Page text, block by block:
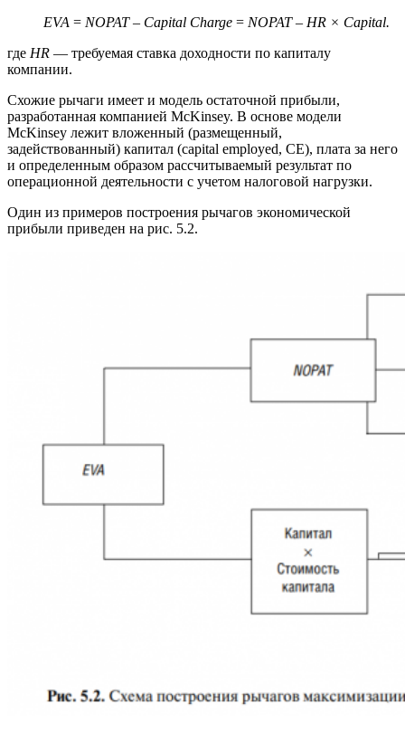
EVA = NOPAT– Capital Charge = NOPAT – HR × Capital.
где HR — требуемая ставка доходности по капиталу
компании.
Схожие рычаги имеет и модель остаточной прибыли,
разработанная компанией McKinsey. В основе модели
McKinsey лежит вложенный (размещенный,
задействованный) капитал (capital employed, CE), плата за него
и определенным образом рассчитываемый результат по
операционной деятельности с учетом налоговой нагрузки.
Один из примеров построения рычагов экономической
прибыли приведен на рис. 5.2.